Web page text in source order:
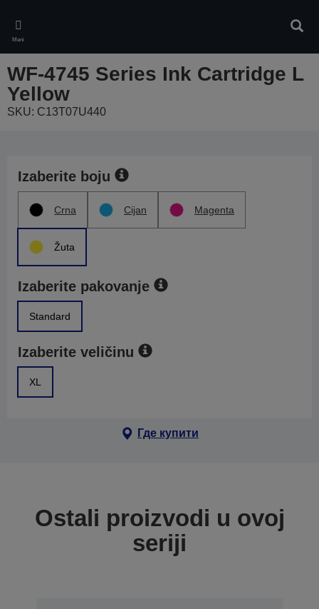
main
content
Meni
WF-4745 Series Ink Cartridge L
Yellow
SKU: C13T07U440
Izaberite boju
Crna Cijan Magenta
Žuta
Izaberite pakovanje
Standard
Izaberite veličinu
XL
Где купити
Ostali proizvodi u ovoj
seriji